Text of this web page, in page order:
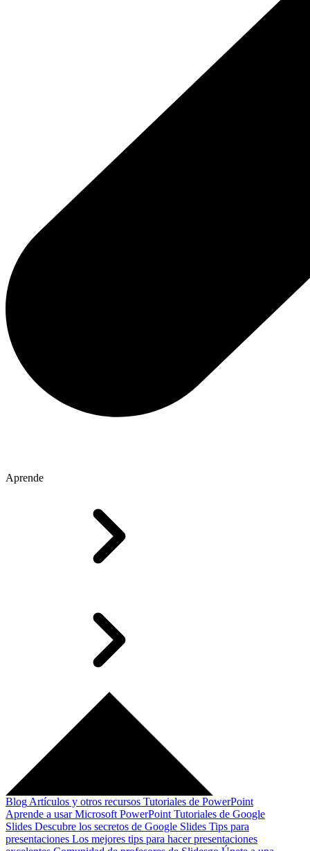
Aprende
Blog Artículos y otros recursos Tutoriales de PowerPoint
Aprende a usar Microsoft PowerPoint Tutoriales de Google
Slides Descubre los secretos de Google Slides Tips para
presentaciones Los mejores tips para hacer presentaciones